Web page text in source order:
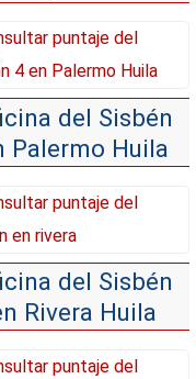
del Sisbén
Palermo Huila
del Sisbén
Rivera Huila